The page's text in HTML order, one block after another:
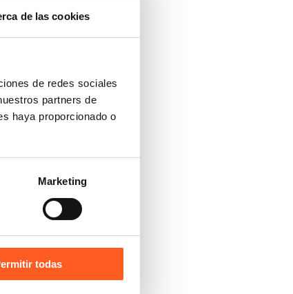
de las cookies
de redes sociales
partners de
haya proporcionado o
Marketing
todas